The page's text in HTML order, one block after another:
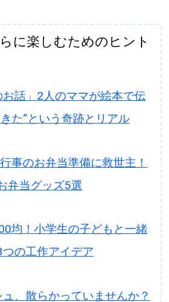
に楽しむためのヒント
話」2人のママが絵本で伝
た”という奇跡とリアル
事のお弁当準備に救世主！
弁当グッズ5選
均！小学生の子どもと一緒
の工作アイデア
、散らかっていませんか？